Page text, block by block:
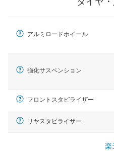
アルミロードホイール
強化サスペンション
フロントスタビライザー
リヤスタビライザー
楽